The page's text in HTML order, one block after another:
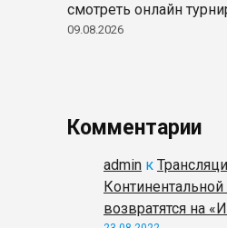
смотреть онлайн
09.08.2026
Комментарии
admin к
возвратятся на